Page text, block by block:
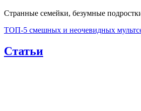
Странные семейки, безумные
ТОП-5 смешных и неочевидных
Статьи